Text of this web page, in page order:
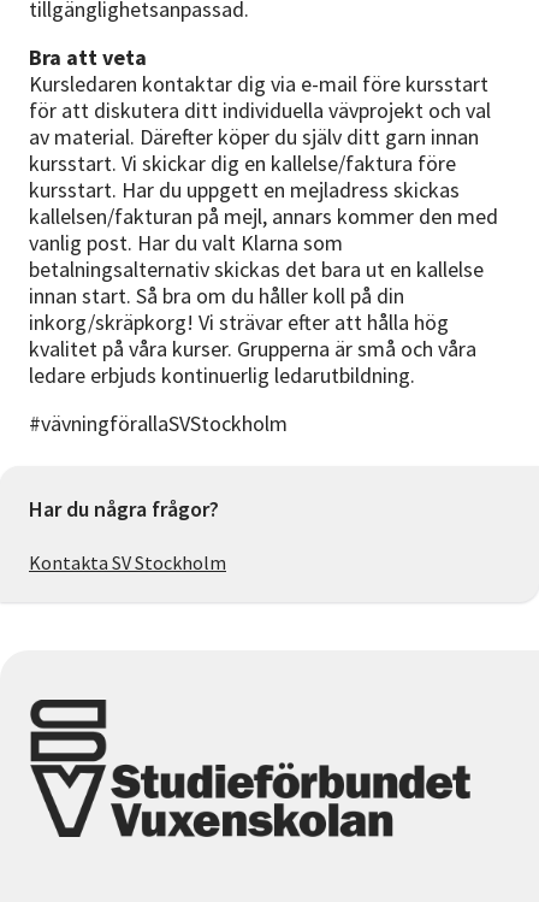
tillgänglighetsanpassad.
Bra att veta
Kursledaren kontaktar dig via e-mail före kursstart
för att diskutera ditt individuella vävprojekt och val
av material. Därefter köper du själv ditt garn innan
kursstart. Vi skickar dig en kallelse/faktura före
kursstart. Har du uppgett en mejladress skickas
kallelsen/fakturan på mejl, annars kommer den med
vanlig post. Har du valt Klarna som
betalningsalternativ skickas det bara ut en kallelse
innan start. Så bra om du håller koll på din
inkorg/skräpkorg! Vi strävar efter att hålla hög
kvalitet på våra kurser. Grupperna är små och våra
ledare erbjuds kontinuerlig ledarutbildning.
#vävningförallaSVStockholm
Har du några frågor?
Kontakta SV Stockholm